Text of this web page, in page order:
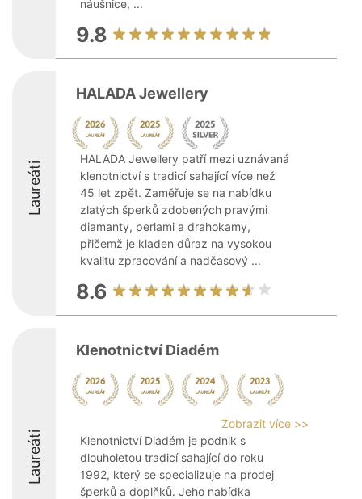
náušnice, ...
9.8
Laureáti
HALADA Jewellery
HALADA Jewellery patří mezi uznávaná
klenotnictví s tradicí sahající více než
45 let zpět. Zaměřuje se na nabídku
zlatých šperků zdobených pravými
diamanty, perlami a drahokamy,
přičemž je kladen důraz na vysokou
kvalitu zpracování a nadčasový ...
8.6
Laureáti
Klenotnictví Diadém
Zobrazit více >>
Klenotnictví Diadém je podnik s
dlouholetou tradicí sahající do roku
1992, který se specializuje na prodej
šperků a doplňků. Jeho nabídka